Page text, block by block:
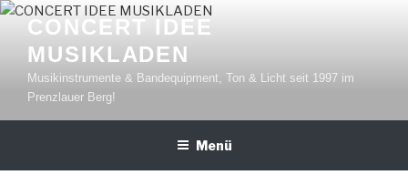
Zum
Inhalt
springen
CONCERT IDEE
MUSIKLADEN
Musikinstrumente & Bandequipment, Ton & Licht seit 1997 im
Prenzlauer Berg!
Menü